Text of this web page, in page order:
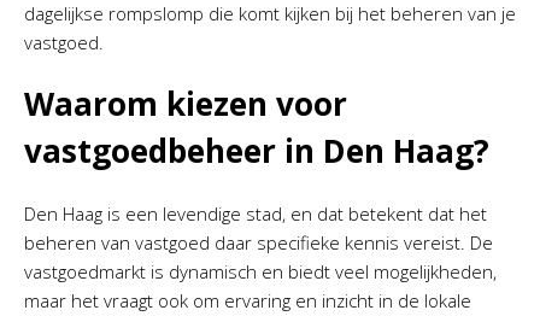
dagelijkse rompslomp die komt kijken bij het beheren van je
vastgoed.
Waarom kiezen voor
vastgoedbeheer in Den Haag?
Den Haag is een levendige stad, en dat betekent dat het
beheren van vastgoed daar specifieke kennis vereist. De
vastgoedmarkt is dynamisch en biedt veel mogelijkheden,
maar het vraagt ook om ervaring en inzicht in de lokale